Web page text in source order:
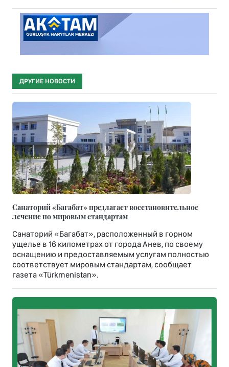
ДРУГИЕ НОВОСТИ
Санаторий «Багабат» предлагает восстановительное
лечение по мировым стандартам
Санаторий «Багабат», расположенный в горном
ущелье в 16 километрах от города Анев, по своему
оснащению и предоставляемым услугам полностью
соответствует мировым стандартам, сообщает
газета «Türkmenistan».